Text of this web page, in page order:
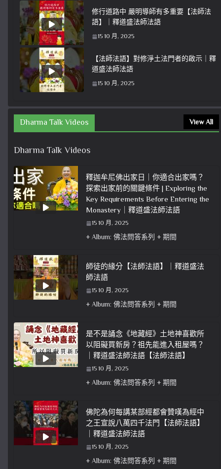
修行道路中 嚴明導師有多重要【法師法
語】｜釋道盛法師法語
15 10 月, 2025
【法師法語】對修淨土法門者的啟示｜釋
道盛法師法語
15 10 月, 2025
Dharma Talk Videos View All
Dharma Talk Videos
釋迦牟尼佛出家日｜你適合出家嗎？
探索出家前的關鍵條件 | Exploring the
Key Requirements Before Entering the
Monastery｜釋道盛法師法語
15 10 月, 2025
+ Album: 佛法問答系列 + 期間
師徒的緣分【法師法語】｜釋道盛法
師法語
15 10 月, 2025
+ Album: 佛法問答系列 + 期間
是不是誦念《地藏經》土地神喜歡所
以阻礙買新房？祖先能進入租屋嗎？
｜釋道盛法師法語【法師法語】
15 10 月, 2025
+ Album: 佛法問答系列 + 期間
佛陀為何每講某部經都會贊嘆為經中
之王宣說八萬四千法門【法師法語】
｜釋道盛法師法語
15 10 月, 2025
+ Album: 佛法問答系列 + 期間